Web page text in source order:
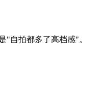
"自拍都多了高档感"。